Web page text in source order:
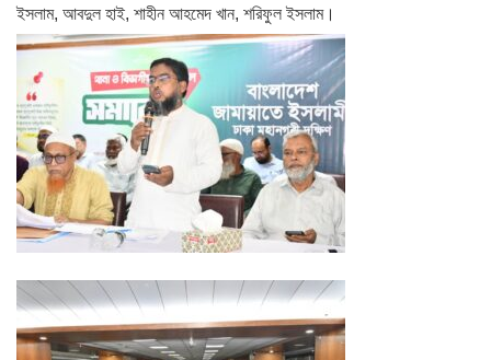
ইসলাম, আবদুল হাই, শাহীন আহমেদ খান, শরিফুল ইসলাম।